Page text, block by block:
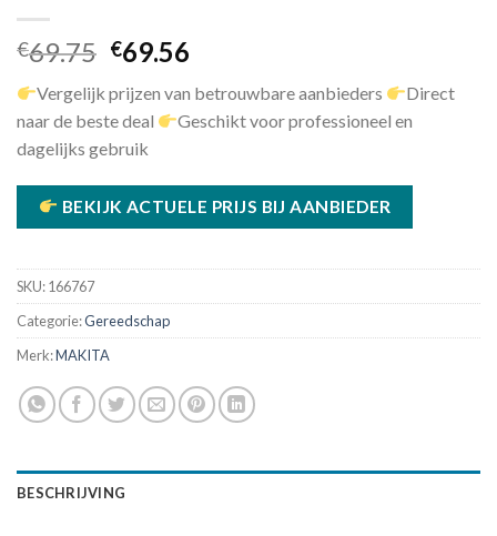
€69.75 Oorspronkelijke
was:
€69.75.
€69.56
is:
€69.56.
Vergelijk prijzen van betrouwbare aanbieders
Direct
naar de beste deal
Geschikt voor professioneel en
dagelijks gebruik
BEKIJK ACTUELE PRIJS BIJ AANBIEDER
SKU:166767
Categorie:Gereedschap
Merk:MAKITA
BESCHRIJVING